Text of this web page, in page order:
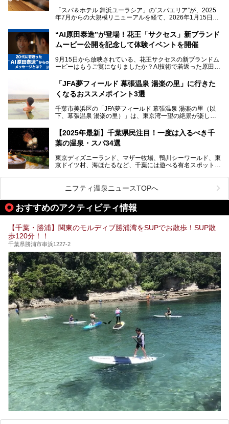
そんな多様なニーズに応える施設が揃っているため、その日
の目的に合った施設がきっと見つかるはずです。
さらに最近では、24時間営業で深夜まで滞在できる施設
や、テレワーク・コワーキングスペースを備えた仕事もでき
るスパも増えており、ただの入浴施設にとどまらない進化を
本記事では、人気スーパー銭湯から絶景施設、コワーキング
スペースや休憩スペースが充実した施設、子連れファミリー
向けの施設など、目的に合わせたおすすめの施設を紹介しま
す。
ださい。
「スパ＆ホテル 舞浜ユーラシア」の“スパエリア”が、2025
年7月からの大規模リニューアルを経て、2026年1月15日
新設エリアや生まれ変わった浴場・サウナの魅力を、人気キ
ャラクター「ユーラシわん」と一緒にご紹介します。必見の
───
提供元：SPA＆HOTEL舞浜ユーラシア【PR】
です。
“AI原田泰造”が登場！花王「サクセス」新ブランド
ムービー公開を記念して体験イベントを開催
9月15日から放映されている、花王サクセスの新ブランドム
ービーはもうご覧になりましたか？AI技術で若返った原田泰
伝えるムービーです。公開を記念して、スパメッツァおおた
か竜泉寺の湯にて体験イベントを開催。花王サクセスの製品
が無料で試せるチャンスです！
提供元：花王株式会社【PR】
この記事は花王株式会社商品のPRレポート記事です。
「JFA夢フィールド 幕張温泉 湯楽の里」に行きた
くなるおススメポイント3選
千葉市美浜区の「JFA夢フィールド 幕張温泉 湯楽の里（以
下、幕張温泉 湯楽の里）」は、東京湾一望の絶景が楽しめ
設備も天然温泉の露天風呂、サウナ、岩盤浴のほか、高濃度
炭酸泉、海の見えるお休み処や食事処、展望抜群の屋上ま
で、年代を問わずたっぷり楽しめます。
今回は人気のこの施設の中でも、特におススメしたい3つの
ポイントについて厳選してお届けします。読めばきっと、行
【2025年最新】千葉県民注目！一度は入るべき千
葉の温泉・スパ34選
東京ディズニーランド、マザー牧場、鴨川シーワールド、東
京ドイツ村、海ほたるなど、千葉には遊べる有名スポットが
県で生まれ、千葉県で育ち、つい最近まで千葉在住だった私
がお勧めする、一度は入るべき千葉の温泉・スパ34選をま
とめました。
ニフティ温泉ニュースTOPへ
おすすめのアクティビティ情報
【千葉・勝浦】関東のモルディブ勝浦湾をSUPでお散歩！SUP散
歩120分！！
千葉県勝浦市串浜1227-2